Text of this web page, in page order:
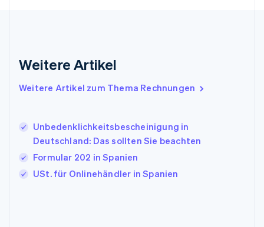
Weitere Artikel
Weitere Artikel zum Thema Rechnungen
Unbedenklichkeits­bescheinigung in
Deutschland: Das sollten Sie beachten
Formular 202 in Spanien
USt. für Onlinehändler in Spanien
Irland
Italien
日本語 English
EnglishFrançais
Kroatien
EnglishItaliano